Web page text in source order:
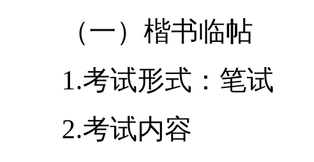
（一）楷书临帖
1.考试形式：笔试
2.考试内容